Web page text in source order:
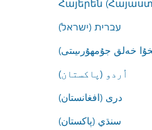
Հայերեն
עברית (ישראל)
خەلق جۇمھۇرىيىتى)
اُردو (پاکستان)
درى (افغانستان)
سنڌي (پاکستان)